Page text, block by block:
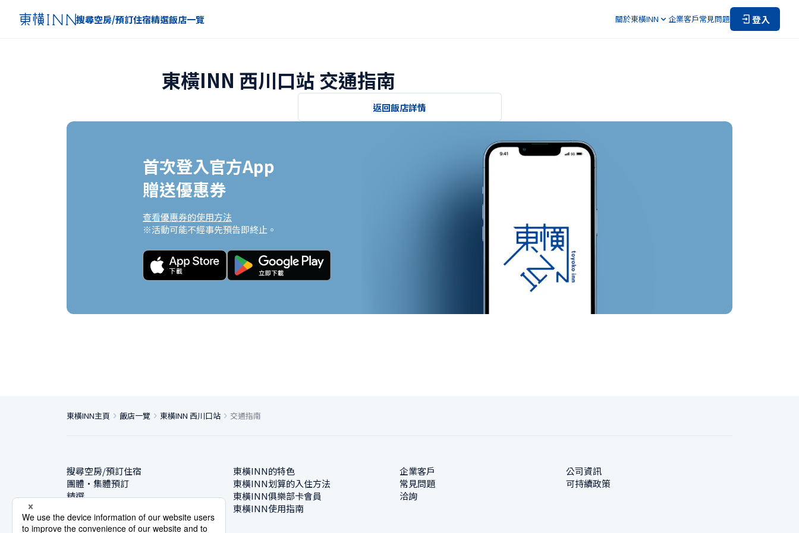
搜尋空房/預訂住宿精選飯店一覽 關於東橫INN 企業客戶常見問題 登入
東橫INN 西川口站 交通指南
返回飯店詳情
首次登入官方App
贈送優惠券
查看優惠券的使用方法
※活動可能不經事先預告即終止。
東橫INN主頁 飯店一覽 東橫INN 西川口站 交通指南
搜尋空房/預訂住宿
團體・集體預訂
精選
東橫INN的特色
東橫INN划算的入住方法
東橫INN俱樂部卡會員
東橫INN使用指南
企業客戶
常見問題
洽詢
公司資訊
可持續政策